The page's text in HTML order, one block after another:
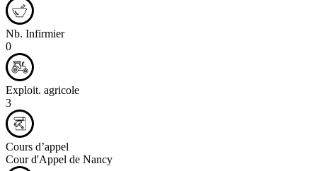
Nb. Infirmier
0
Exploit. agricole
3
Cours d’appel
Cour d'Appel de Nancy